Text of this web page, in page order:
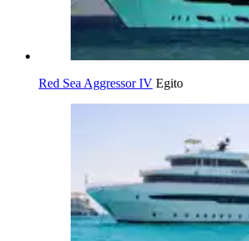
Red Sea Aggressor IV Egito